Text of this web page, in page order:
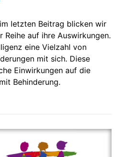
letzten Beitrag blicken wir
Reihe auf ihre Auswirkungen.
eine Vielzahl von
mit sich. Diese
Einwirkungen auf die
Behinderung.